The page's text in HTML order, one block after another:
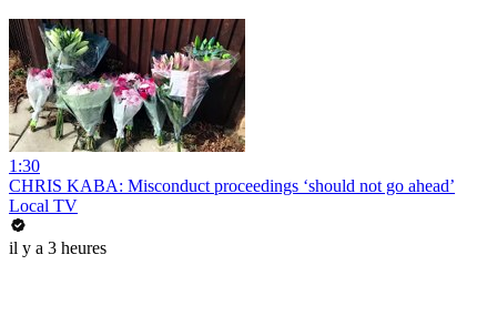
1:30
CHRIS KABA: Misconduct proceedings ‘should not go ahead’
Local TV
il y a 3 heures